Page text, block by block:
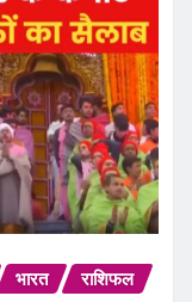
भारत राशिफल